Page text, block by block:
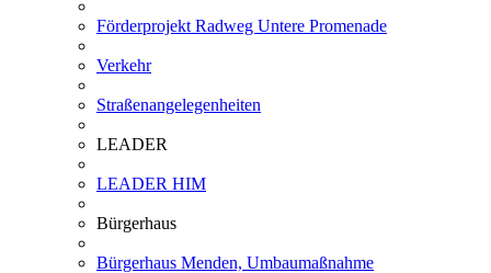
Förderprojekt Radweg Untere Promenade
Verkehr
Straßenangelegenheiten
LEADER
LEADER HIM
Bürgerhaus
Bürgerhaus Menden, Umbaumaßnahme